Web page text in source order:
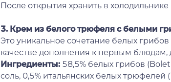
После открытия хранить в
3. Крем из белого трюфеля с белыми
Это уникальное сочетание белых
качестве дополнения к первым блюдам,
Ингредиенты: 58,5% белых грибов
соль, 0,5% итальянских белых трюфелей